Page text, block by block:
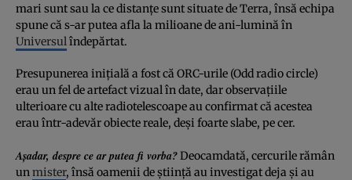
mari sunt sau la ce distanțe sunt situate de Terra, însă echipa
spune că s-ar putea afla la milioane de ani-lumină în
Universulîndepărtat.
Presupunerea inițială a fost că ORC-urile (Odd radio circle)
erau un fel de artefact vizual în date, dar observațiile
ulterioare cu alte radiotelescoape au confirmat că acestea
erau într-adevăr obiecte reale, deși foarte slabe, pe cer.
Așadar, despre ce ar putea fi vorba?Deocamdată, cercurile rămân
unmister, însă oamenii de știință au investigat deja și au